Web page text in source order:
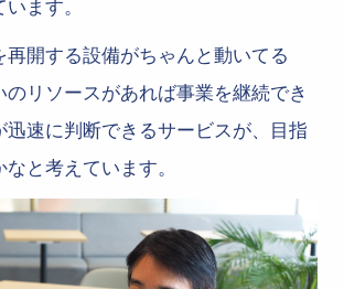
ます。
再開する設備がちゃんと動いてる
のリソースがあれば事業を継続でき
迅速に判断できるサービスが、目指
と考えています。